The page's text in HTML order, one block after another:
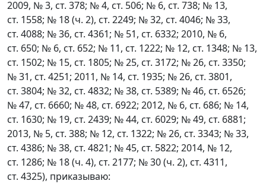
2009, № 3, ст. 378; № 4, ст. 506; № 6, ст. 738; № 13,
ст. 1558; № 18 (ч. 2), ст. 2249; № 32, ст. 4046; № 33,
ст. 4088; № 36, ст. 4361; № 51, ст. 6332; 2010, № 6,
ст. 650; № 6, ст. 652; № 11, ст. 1222; № 12, ст. 1348; № 13,
ст. 1502; № 15, ст. 1805; № 25, ст. 3172; № 26, ст. 3350;
№ 31, ст. 4251; 2011, № 14, ст. 1935; № 26, ст. 3801,
ст. 3804; № 32, ст. 4832; № 38, ст. 5389; № 46, ст. 6526;
№ 47, ст. 6660; № 48, ст. 6922; 2012, № 6, ст. 686; № 14,
ст. 1630; № 19, ст. 2439; № 44, ст. 6029; № 49, ст. 6881;
2013, № 5, ст. 388; № 12, ст. 1322; № 26, ст. 3343; № 33,
ст. 4386; № 38, ст. 4821; № 45, ст. 5822; 2014, № 12,
ст. 1286; № 18 (ч. 4), ст. 2177; № 30 (ч. 2), ст. 4311,
ст. 4325), приказываю: